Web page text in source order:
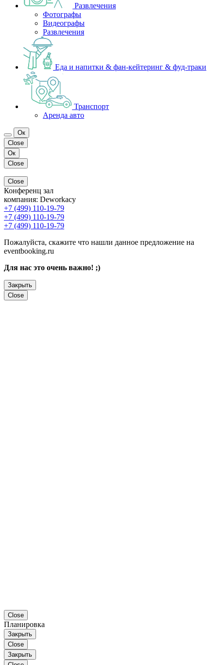
Развлечения
Фотографы
Видеографы
Развлечения
Еда и напитки & фан-кейтеринг & фуд-траки
Транспорт
Аренда авто
Ок
Close
Ок
Close
Close
Конференц зал
компания: Deworkacy
+7 (499) 110-19-79
+7 (499) 110-19-79
+7 (499) 110-19-79
Пожалуйста, скажите что нашли данное предложение на
eventbooking.ru
Для нас это очень важно! ;)
Закрыть
Close
Close
Планировка
Закрыть
Close
Закрыть